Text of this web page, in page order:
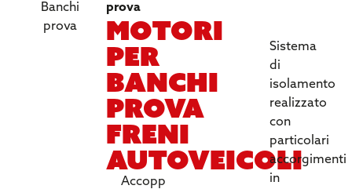
prova
Motori
per
banchi
prova
freni
autoveicoli
Accopp
Sistema
di
isolamento
realizzato
con
particolari
accorgimenti
in